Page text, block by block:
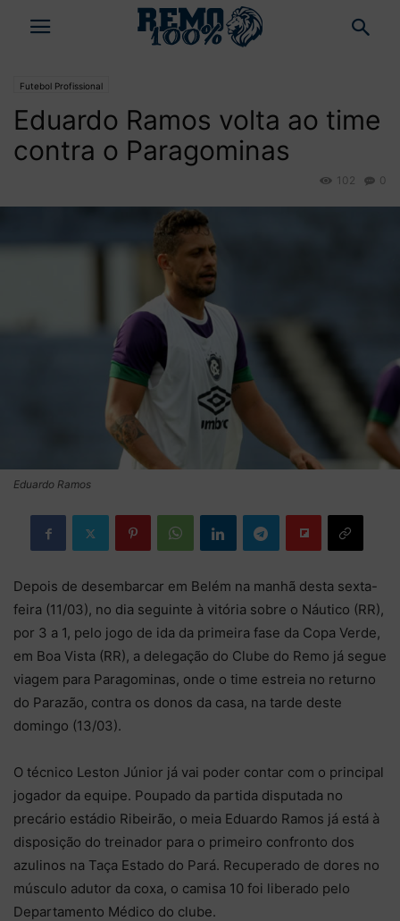
Futebol Profissional
Eduardo Ramos volta ao time
contra o Paragominas
0
102
Eduardo Ramos
Depois de desembarcar em Belém na manhã desta sexta-
feira (11/03), no dia seguinte à vitória sobre o Náutico (RR),
por 3 a 1, pelo jogo de ida da primeira fase da Copa Verde,
em Boa Vista (RR), a delegação do Clube do Remo já segue
viagem para Paragominas, onde o time estreia no returno
do Parazão, contra os donos da casa, na tarde deste
domingo (13/03).
O técnico Leston Júnior já vai poder contar com o principal
jogador da equipe. Poupado da partida disputada no
precário estádio Ribeirão, o meia Eduardo Ramos já está à
disposição do treinador para o primeiro confronto dos
azulinos na Taça Estado do Pará. Recuperado de dores no
músculo adutor da coxa, o camisa 10 foi liberado pelo
Departamento Médico do clube.